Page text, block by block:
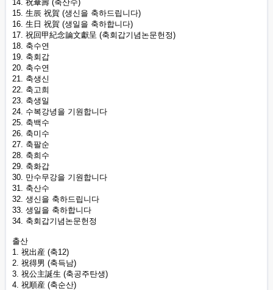
14. 祝傘壽 (축산수)
15. 生辰 祝賀 (생신을 축하드립니다)
16. 生日 祝賀 (생일을 축하합니다)
17. 祝回甲紀念論文獻呈 (축회갑기념논문헌정)
18. 축수연
19. 축회갑
20. 축수연
21. 축생신
22. 축고희
23. 축생일
24. 수복강녕을 기원합니다
25. 축백수
26. 축미수
27. 축팔순
28. 축희수
29. 축화갑
30. 만수무강을 기원합니다
31. 축산수
32. 생신을 축하드립니다
33. 생일을 축하합니다
34. 축회갑기념논문헌정
출산
1. 祝出産 (축12)
2. 祝得男 (축득남)
3. 祝公主誕生 (축공주탄생)
4. 祝順産 (축순산)